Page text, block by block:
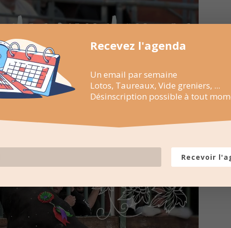
Recevez l'agenda
Un email par semaine
Lotos, Taureaux, Vide greniers, ...
Désinscription possible à tout
Recevoir